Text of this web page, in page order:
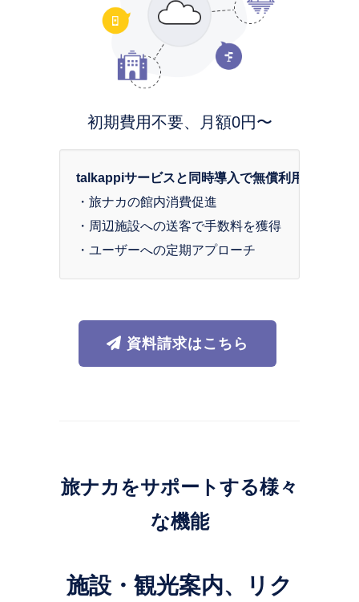
初期費用不要、月額0円〜
talkappiサービスと同時導入で無償利用可
・旅ナカの館内消費促進
・周辺施設への送客で手数料を獲得
・ユーザーへの定期アプローチ
資料請求はこちら
旅ナカをサポートする様々
な機能
施設・観光案内、リク